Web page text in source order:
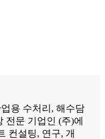
용 수처리, 해수담
전문 기업인 (주)에
컨설팅, 연구, 개